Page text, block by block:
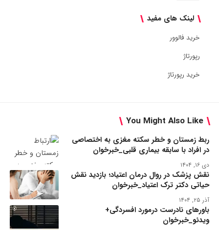
لینک های مفید
خرید فالوور
رپورتاژ
خرید رپورتاژ
You Might Also Like
ربط زمستان و خطر سکته مغزی به اختصاصی
در افراد با سابقه بیماری قلبی_خبرخوان
دی ۱۶, ۱۴۰۴
نقش پزشک در روال درمان اعتیاد؛ بازدید نقش
حیاتی دکتر ترک اعتیاد_خبرخوان
آذر ۲۵, ۱۴۰۴
باورهای نادرست درمورد افسردگی+
ویدئو_خبرخوان